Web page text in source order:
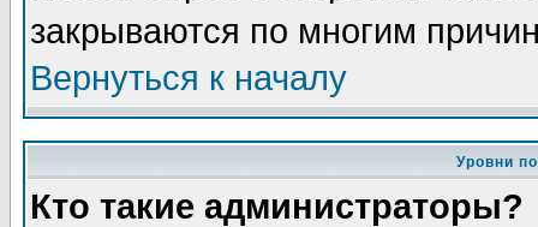
закрываются по многим
Вернуться к началу
Уровни
Кто такие администраторы?